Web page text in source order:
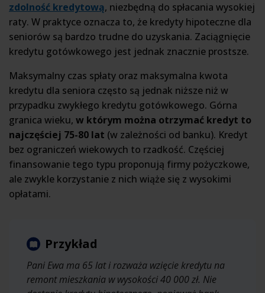
zdolność kredytową, niezbędną do spłacania wysokiej
raty. W praktyce oznacza to, że kredyty hipoteczne dla
seniorów są bardzo trudne do uzyskania. Zaciągnięcie
kredytu gotówkowego jest jednak znacznie prostsze.
Maksymalny czas spłaty oraz maksymalna kwota
kredytu dla seniora często są jednak niższe niż w
przypadku zwykłego kredytu gotówkowego. Górna
granica wieku, w którym można otrzymać kredyt to
najczęściej 75-80 lat (w zależności od banku). Kredyt
bez ograniczeń wiekowych to rzadkość. Częściej
finansowanie tego typu proponują firmy pożyczkowe,
ale zwykle korzystanie z nich wiąże się z wysokimi
opłatami.
Przykład
Pani Ewa ma 65 lat i rozważa wzięcie kredytu na
remont mieszkania w wysokości 40 000 zł. Nie